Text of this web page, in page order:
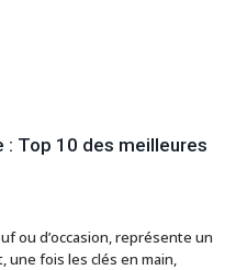
: Top 10 des meilleures
ou d’occasion, représente un
fois les clés en main,